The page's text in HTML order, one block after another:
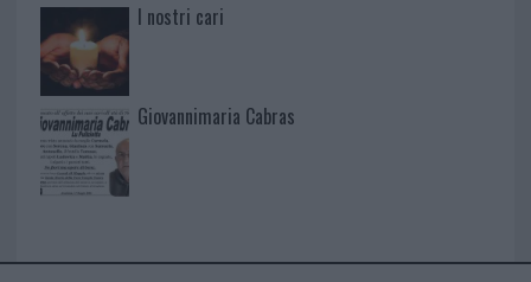
I nostri cari
Giovannimaria Cabras